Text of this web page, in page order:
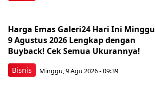
Bisnis
Harga Emas Galeri24 Hari Ini Minggu
9 Agustus 2026 Lengkap dengan
Buyback! Cek Semua Ukurannya!
Minggu, 9 Agu 2026 - 09:39